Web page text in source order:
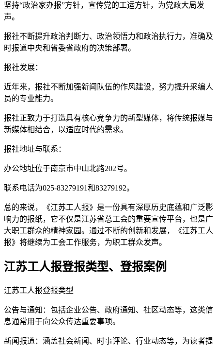
坚持“政治家办报”方针，宣传党的工运方针，为党政大局发
声。
报社不断提升政治判断力、政治领悟力和政治执行力，准确及
时报道中央和省委省政府的决策部署。
报社发展：
近年来，报社不断加强新闻队伍的作风建设，努力提升采编人
员的专业能力。
报社正致力于打造具有核心竞争力的新型媒体，将传统报媒与
新媒体相结合，以适应时代的需求。
报社地址与联系：
办公地址位于南京市中山北路202号。
联系电话为025-83279191和83279192。
总的来说，《江苏工人报》是一份具有深厚历史底蕴和广泛影
响力的报纸，它不仅是江苏省总工会的重要宣传平台，也是广
大职工群众的精神家园。通过不断的创新和发展，《江苏工人
报》将继续为工会工作服务，为职工群众发声。
江苏工人报登报类型、登报案例
江苏工人报登报类型
公告与通知：包括企业公告、政府通知、社区动态等，这类信
息通常用于向公众传达重要事项。
新闻报道：涵盖社会新闻、时事评论、行业动态等，为读者提